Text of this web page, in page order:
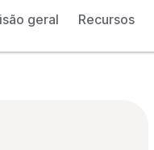
geral Recursos